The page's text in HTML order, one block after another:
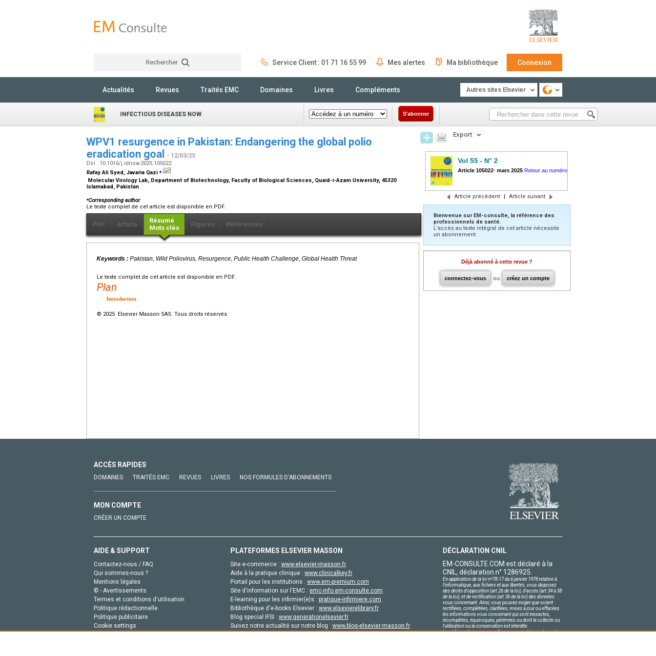
Rechercher Service Client : 01 71 16 55 99 Mes alertes Ma bibliothèque Connexion
Actualités Revues Traités EMC Domaines Livres Compléments Autres sites Elsevier
INFECTIOUS DISEASES NOW S'abonner
WPV1 resurgence in Pakistan: Endangering the global polio
eradication goal
- 12/03/25
Doi : 10.1016/j.idnow.2025.105022
Rafay Ali Syed, Javaria Qazi ⁎
Molecular Virology Lab, Department of Biotechnology, Faculty of Biological Sciences, Quaid-i-Azam University, 45320
Islamabad, Pakistan
⁎Corresponding author.
Le texte complet de cet article est disponible en PDF.
PDF Article
Résumé
Mots clés
Figures Références
Keywords : Pakistan, Wild Poliovirus, Resurgence, Public Health Challenge, Global Health Threat
Le texte complet de cet article est disponible en PDF.
Plan
Introduction
© 2025 Elsevier Masson SAS. Tous droits réservés.
Export
Vol 55 - N° 2
Article 105022- mars 2025 Retour au numéro
Article précédent | Article suivant
Bienvenue sur EM-consulte, la référence des
professionnels de santé.
L’accès au texte intégral de cet article nécessite
un abonnement.
Déjà abonné à cette revue ?
connectez-vous ou créez un compte
ACCÈS RAPIDES
DOMAINES TRAITÉS EMC REVUES LIVRES NOS FORMULES D'ABONNEMENTS
MON COMPTE
CRÉER UN COMPTE
AIDE & SUPPORT
Contactez-nous / FAQ
Qui sommes-nous ?
Mentions légales
© - Avertissements
Termes et conditions d'utilisation
Politique rédactionnelle
Politique publicitaire
Cookie settings
PLATEFORMES ELSEVIER MASSON
Site e-commerce : www.elsevier-masson.fr
Aide à la pratique clinique : www.clinicalkey.fr
Portail pour les institutions : www.em-premium.com
Site d'information sur l'EMC : emc-info.em-consulte.com
E-learning pour les infirmier(e)s : pratique-infirmiere.com
Bibliothèque d'e-books Elsevier : www.elsevierelibrary.fr
Blog special IFSI : www.generationelsevier.fr
Suivez notre actualité sur notre blog : www.blog-elsevier-masson.fr
DÉCLARATION CNIL
EM-CONSULTE.COM est déclaré à la
CNIL, déclaration n° 1286925.
En application de la loi nº78-17 du 6 janvier 1978 relative à
l'informatique, aux fichiers et aux libertés, vous disposez
des droits d'opposition (art.26 de la loi), d'accès (art.34 à 38
de la loi), et de rectification (art.36 de la loi) des données
vous concernant. Ainsi, vous pouvez exiger que soient
rectifiées, complétées, clarifiées, mises à jour ou effacées
les informations vous concernant qui sont inexactes,
incomplètes, équivoques, périmées ou dont la collecte ou
l'utilisation ou la conservation est interdite.
Les informations personnelles concernant les visiteurs de